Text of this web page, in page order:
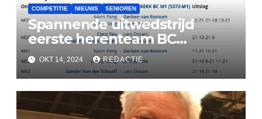
COMPETITIE NIEUWS SENIOREN
Spannende uitwedstrijd
eerste herenteam BC
Lekkerkerk
OKT 14, 2024 REDACTIE